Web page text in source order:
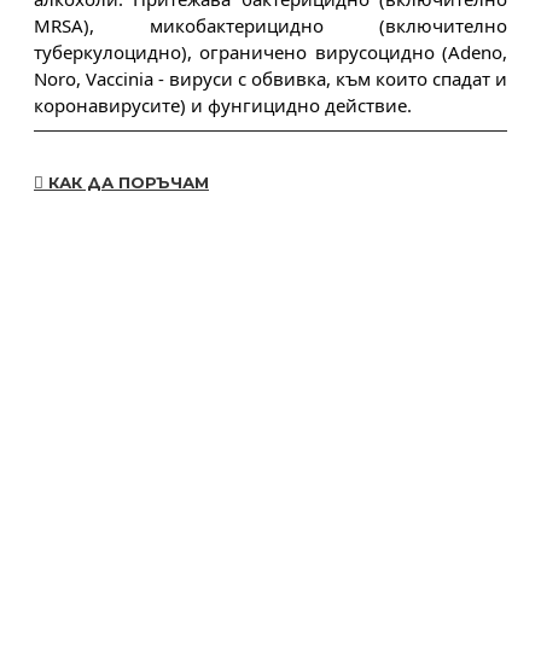
MRSA), микобактерицидно (включително
туберкулоцидно), ограничено вирусоцидно (Adeno,
Noro, Vaccinia - вируси с обвивка, към които спадат и
коронавирусите) и фунгицидно действие.
КАК ДА ПОРЪЧАМ